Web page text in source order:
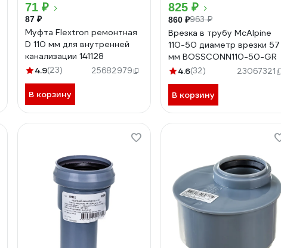
71 ₽
87 ₽
Муфта Flextron ремонтная
D 110 мм для внутренней
канализации 141128
4.9(23) 25682979
В корзину
825 ₽
860 ₽963 ₽
Врезка в трубу McAlpine
110-50 диаметр врезки 57
мм BOSSCONN110-50-GR
4.6(32) 23067321
В корзину